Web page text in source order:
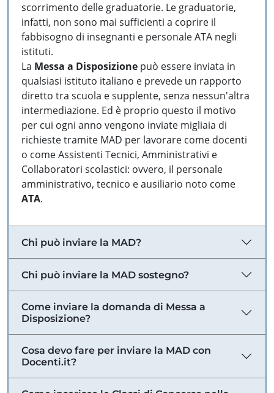
scorrimento delle graduatorie. Le graduatorie,
infatti, non sono mai sufficienti a coprire il
fabbisogno di insegnanti e personale ATA negli
istituti.
La Messa a Disposizione può essere inviata in
qualsiasi istituto italiano e prevede un rapporto
diretto tra scuola e supplente, senza nessun'altra
intermediazione. Ed è proprio questo il motivo
per cui ogni anno vengono inviate migliaia di
richieste tramite MAD per lavorare come docenti
o come Assistenti Tecnici, Amministrativi e
Collaboratori scolastici: ovvero, il personale
amministrativo, tecnico e ausiliario noto come
ATA.
Chi può inviare la MAD?
Chi può inviare la MAD sostegno?
Come inviare la domanda di Messa a
Disposizione?
Cosa devo fare per inviare la MAD con
Docenti.it?